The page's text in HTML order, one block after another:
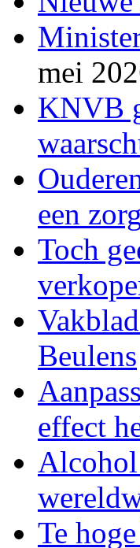
mei
KNVB
een
Toch
Beulens
effect
Alcohol
Te